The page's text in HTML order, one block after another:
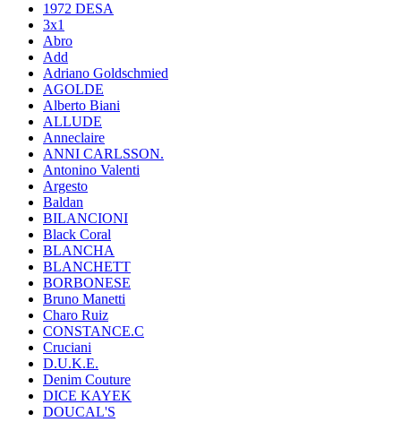
1972 DESA
3x1
Abro
Add
Adriano Goldschmied
AGOLDE
Alberto Biani
ALLUDE
Anneclaire
ANNI CARLSSON.
Antonino Valenti
Argesto
Baldan
BILANCIONI
Black Coral
BLANCHA
BLANCHETT
BORBONESE
Bruno Manetti
Charo Ruiz
CONSTANCE.C
Cruciani
D.U.K.E.
Denim Couture
DICE KAYEK
DOUCAL'S